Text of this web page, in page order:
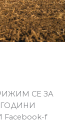
СЕ ЗА
f